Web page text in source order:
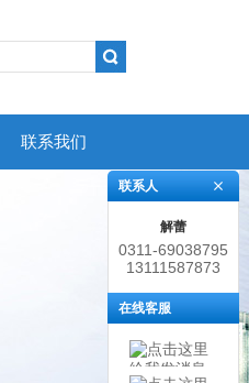
联系我们
联系人
解蕾
0311-69038795
13111587873
在线客服